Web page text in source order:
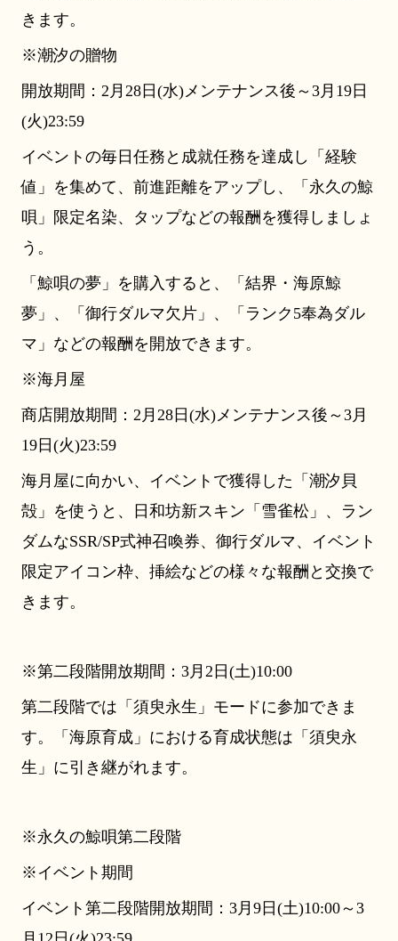
きます。
※潮汐の贈物
開放期間：2月28日(水)メンテナンス後～3月19日
(火)23:59
イベントの毎日任務と成就任務を達成し「経験
値」を集めて、前進距離をアップし、「永久の鯨
唄」限定名染、タップなどの報酬を獲得しましょ
う。
「鯨唄の夢」を購入すると、「結界・海原鯨
夢」、「御行ダルマ欠片」、「ランク5奉為ダル
マ」などの報酬を開放できます。
※海月屋
商店開放期間：2月28日(水)メンテナンス後～3月
19日(火)23:59
海月屋に向かい、イベントで獲得した「潮汐貝
殻」を使うと、日和坊新スキン「雪雀松」、ラン
ダムなSSR/SP式神召喚券、御行ダルマ、イベント
限定アイコン枠、挿絵などの様々な報酬と交換で
きます。
※第二段階開放期間：3月2日(土)10:00
第二段階では「須臾永生」モードに参加できま
す。「海原育成」における育成状態は「須臾永
生」に引き継がれます。
※永久の鯨唄第二段階
※イベント期間
イベント第二段階開放期間：3月9日(土)10:00～3